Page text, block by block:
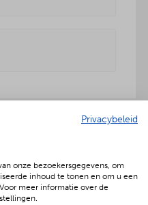
meer luxe
een extra feestelijke
€ 2,- per persoon
de salades in
Privacybeleid
onze bezoekersgegevens, om
inhoud te tonen en om u een
meer informatie over de